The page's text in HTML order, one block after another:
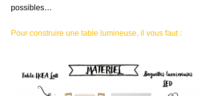
possibles…
Pour construire une table lumineuse, il vous faut :